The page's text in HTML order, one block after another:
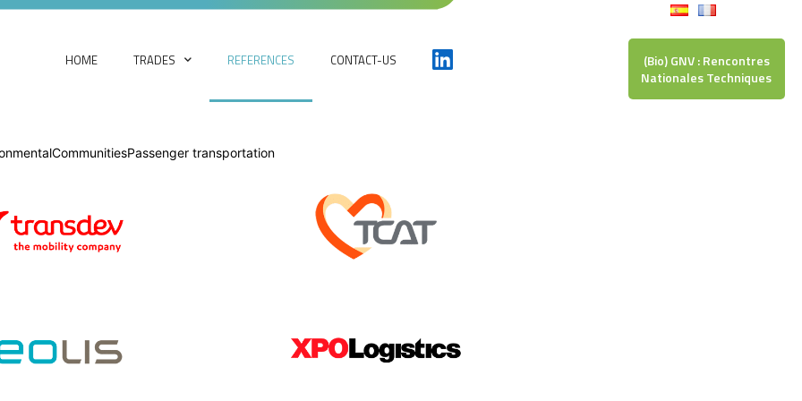
HOME TRADES REFERENCES CONTACT-US
(Bio) GNV : Rencontres
Nationales Techniques
CommunitiesPassenger transportation